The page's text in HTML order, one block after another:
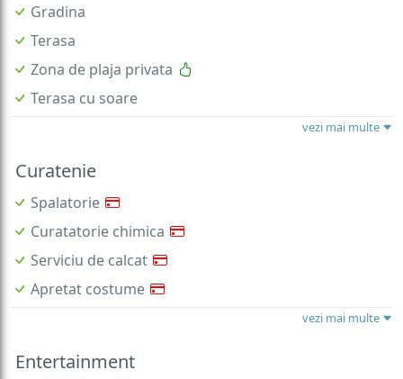
Gradina
Terasa
Zona de plaja privata
Terasa cu soare
vezi mai multe
Curatenie
Spalatorie
Curatatorie chimica
Serviciu de calcat
Apretat costume
vezi mai multe
Entertainment